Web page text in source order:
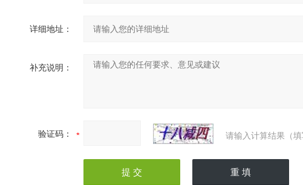
详细地址：
补充说明：
验证码： 请输入计算结果（